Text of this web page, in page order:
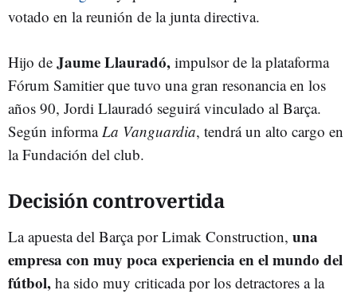
votado en la reunión de la junta directiva.
Hijo de Jaume Llauradó, impulsor de la plataforma
Fórum Samitier que tuvo una gran resonancia en los
años 90, Jordi Llauradó seguirá vinculado al Barça.
Según informaLa Vanguardia, tendrá un alto cargo en
la Fundación del club.
Decisión controvertida
La apuesta del Barça por Limak Construction, una
empresa con muy poca experiencia en el mundo del
fútbol, ha sido muy criticada por los detractores a la